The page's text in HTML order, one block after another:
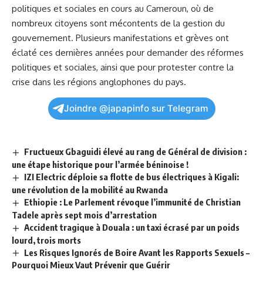
politiques et sociales en cours au Cameroun, où de
nombreux citoyens sont mécontents de la gestion du
gouvernement. Plusieurs manifestations et grèves ont
éclaté ces dernières années pour demander des réformes
politiques ‍et sociales, ainsi que pour protester contre la
crise dans les régions anglophones du ‌pays.
Joindre @japapinfo sur Telegram
Fructueux Gbaguidi élevé au rang de Général de division :
une étape historique pour l’armée béninoise !
IZI Electric déploie sa flotte de bus électriques à Kigali:
une révolution de la mobilité au Rwanda
Ethiopie : Le Parlement révoque l’immunité de Christian
Tadele après sept mois d’arrestation
Accident tragique à Douala : un taxi écrasé par un poids
lourd, trois morts
Les Risques Ignorés de Boire Avant les Rapports Sexuels –
Pourquoi Mieux Vaut Prévenir que Guérir